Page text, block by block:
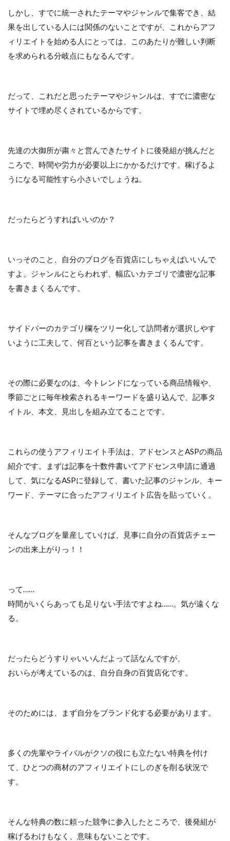
しかし、すでに統一されたテーマやジャンルで集客でき、結
果を出している人には関係のないことですが、これからアフ
ィリエイトを始める人にとっては、このあたりが難しい判断
を求められる分岐点にもなるんです。
だって、これだと思ったテーマやジャンルは、すでに濃密な
サイトで埋め尽くされているからです。
先達の大御所が粛々と営んできたサイトに後発組が挑んだと
ころで、時間や労力が必要以上にかかるだけです。稼げるよ
うになる可能性すら小さいでしょうね。
だったらどうすればいいのか？
いっそのこと、自分のブログを百貨店にしちゃえばいいんで
すよ。ジャンルにとらわれず、幅広いカテゴリで濃密な記事
を書きまくるんです。
サイドバーのカテゴリ欄をツリー化して訪問者が選択しやす
いように工夫して、何百という記事を書きまくるんです。
その際に必要なのは、今トレンドになっている商品情報や、
季節ごとに毎年検索されるキーワードを盛り込んで、記事タ
イトル、本文、見出しを組み立てることです。
これらの使うアフィリエイト手法は、アドセンスとASPの商品
紹介です。まずは記事を十数件書いてアドセンス申請に通過
して、気になるASPに登録して、書いた記事のジャンル、キー
ワード、テーマに合ったアフィリエイト広告を貼っていく。
そんなブログを量産していけば、見事に自分の百貨店チェー
ンの出来上がりっ！！
って……
時間がいくらあっても足りない手法ですよね……。気が遠くな
る。
だったらどうすりゃいいんだよって話なんですが、
おいらが考えているのは、自分自身の百貨店化です。
そのためには、まず自分をブランド化する必要があります。
多くの先輩やライバルがクソの役にも立たない特典を付け
て、ひとつの商材のアフィリエイトにしのぎを削る状況で
す。
そんな特典の数に頼った競争に参入したところで、後発組が
稼げるわけもなく、意味もないことです。